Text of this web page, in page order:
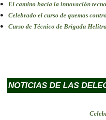
El camino hacia la innovación
Celebrado el curso de quemas
Curso de Técnico de Brigada
NOTICIAS DE LAS